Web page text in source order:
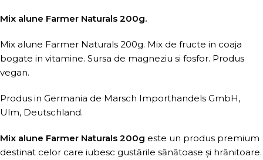
Mix alune Farmer Naturals 200g.
Mix alune Farmer Naturals 200g. Mix de fructe in coaja
bogate in vitamine. Sursa de magneziu si fosfor. Produs
vegan.
Produs in Germania de Marsch Importhandels GmbH,
Ulm, Deutschland.
Mix alune Farmer Naturals 200g este un produs premium
destinat celor care iubesc gustările sănătoase și hrănitoare.